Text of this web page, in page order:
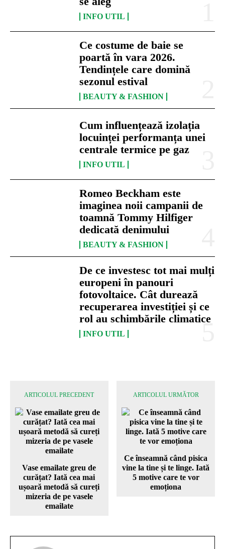
INFO UTIL
Ce costume de baie se
poartă în vara 2026.
Tendințele care domină
sezonul estival
BEAUTY & FASHION
Cum influențează izolația
locuinței performanța unei
centrale termice pe gaz
INFO UTIL
Romeo Beckham este
imaginea noii campanii de
toamnă Tommy Hilfiger
dedicată denimului
BEAUTY & FASHION
De ce investesc tot mai mulți
europeni în panouri
fotovoltaice. Cât durează
recuperarea investiției și ce
rol au schimbările climatice
INFO UTIL
ARTICOLUL PRECEDENT
Vase emailate greu de
curățat? Iată cea mai
ușoară metodă să cureți
mizeria de pe vasele
emailate
ARTICOLUL URMĂTOR
Ce înseamnă când pisica
vine la tine și te linge. Iată
5 motive care te vor
emoționa